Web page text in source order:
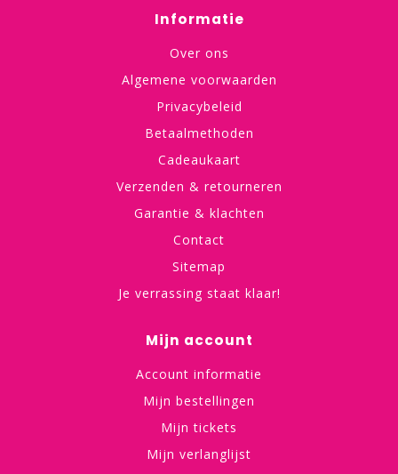
Informatie
Over ons
Algemene voorwaarden
Privacybeleid
Betaalmethoden
Cadeaukaart
Verzenden & retourneren
Garantie & klachten
Contact
Sitemap
Je verrassing staat klaar!
Mijn account
Account informatie
Mijn bestellingen
Mijn tickets
Mijn verlanglijst